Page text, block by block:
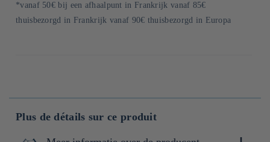
*vanaf 50€ bij een afhaalpunt in Frankrijk vanaf 85€
thuisbezorgd in Frankrijk vanaf 90€ thuisbezorgd in Europa
Plus de détails sur ce produit